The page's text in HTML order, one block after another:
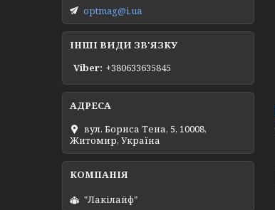
optmag@i.ua
ІНШІ ВИДИ ЗВ'ЯЗКУ
Viber +380633635845
вул. Бориса Тена, 5, 10008,
Житомир, Україна
"Лакілайф"